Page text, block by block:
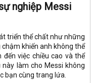
nghiệp Messi
triển thể chất như những
khiến anh không thể
việc chiều cao và thể
làm cho Messi không
bạn cùng trang lứa.